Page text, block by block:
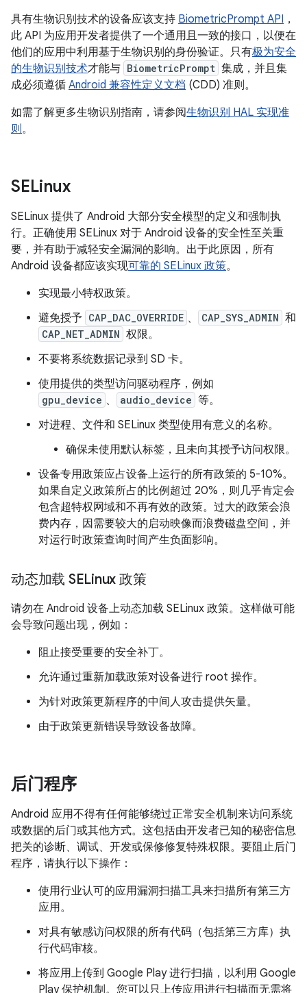
具有生物识别技术的设备应该支持 BiometricPrompt API ，
此 API 为应用开发者提供了一个通用且一致的接口，以便在
他们的应用中利用基于生物识别的身份验证。只有极为安全
的生物识别技术才能与 BiometricPrompt 集成，并且集
成必须遵循 Android 兼容性定义文档 (CDD) 准则。
如需了解更多生物识别指南，请参阅生物识别 HAL 实现准
则。
SELinux
SELinux 提供了 Android 大部分安全模型的定义和强制执
行。正确使用 SELinux 对于 Android 设备的安全性至关重
要，并有助于减轻安全漏洞的影响。出于此原因，所有
Android 设备都应该实现可靠的 SELinux 政策。
实现最小特权政策。
避免授予 CAP_DAC_OVERRIDE 、 CAP_SYS_ADMIN 和
CAP_NET_ADMIN 权限。
不要将系统数据记录到 SD 卡。
使用提供的类型访问驱动程序，例如
gpu_device 、 audio_device 等。
对进程、文件和 SELinux 类型使用有意义的名称。
确保未使用默认标签，且未向其授予访问权限。
设备专用政策应占设备上运行的所有政策的 5-10%。
如果自定义政策所占的比例超过 20%，则几乎肯定会
包含超特权网域和不再有效的政策。过大的政策会浪
费内存，因需要较大的启动映像而浪费磁盘空间，并
对运行时政策查询时间产生负面影响。
动态加载 SELinux 政策
请勿在 Android 设备上动态加载 SELinux 政策。这样做可能
会导致问题出现，例如：
阻止接受重要的安全补丁。
允许通过重新加载政策对设备进行 root 操作。
为针对政策更新程序的中间人攻击提供矢量。
由于政策更新错误导致设备故障。
后门程序
Android 应用不得有任何能够绕过正常安全机制来访问系统
或数据的后门或其他方式。这包括由开发者已知的秘密信息
把关的诊断、调试、开发或保修修复特殊权限。要阻止后门
程序，请执行以下操作：
使用行业认可的应用漏洞扫描工具来扫描所有第三方
应用。
对具有敏感访问权限的所有代码（包括第三方库）执
行代码审核。
将应用上传到 Google Play 进行扫描，以利用 Google
Play 保护机制。您可以只上传应用进行扫描而无需将